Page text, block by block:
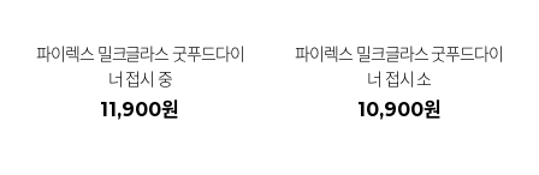
파이렉스 밀크글라스 굿푸드다이
너 접시 중
11,900원
파이렉스 밀크글라스 굿푸드다이
너 접시 소
10,900원